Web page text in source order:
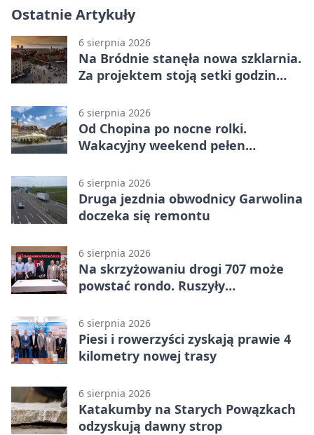
Ostatnie Artykuły
6 sierpnia 2026
Na Bródnie stanęła nowa szklarnia.
Za projektem stoją setki godzin
6 sierpnia 2026
Od Chopina po nocne rolki.
Wakacyjny weekend pełen
6 sierpnia 2026
Druga jezdnia obwodnicy Garwolina
doczeka się remontu
6 sierpnia 2026
Na skrzyżowaniu drogi 707 może
powstać rondo. Ruszyły
6 sierpnia 2026
Piesi i rowerzyści zyskają prawie 4
kilometry nowej trasy
6 sierpnia 2026
Katakumby na Starych Powązkach
odzyskują dawny strop